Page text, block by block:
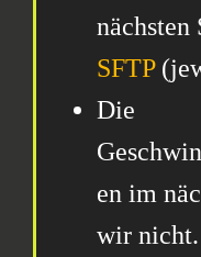
SFTP
Die
en im
wir